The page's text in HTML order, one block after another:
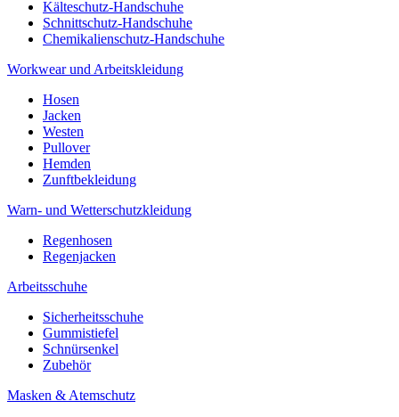
Kälteschutz-Handschuhe
Schnittschutz-Handschuhe
Chemikalienschutz-Handschuhe
Workwear und Arbeitskleidung
Hosen
Jacken
Westen
Pullover
Hemden
Zunftbekleidung
Warn- und Wetterschutzkleidung
Regenhosen
Regenjacken
Arbeitsschuhe
Sicherheitsschuhe
Gummistiefel
Schnürsenkel
Zubehör
Masken & Atemschutz